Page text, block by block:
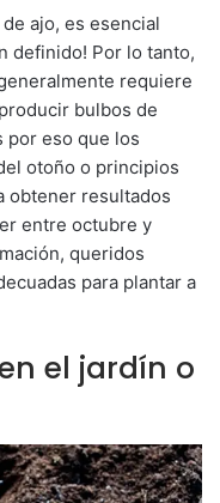
ajo, es esencial
definido! Por lo tanto,
requiere
bulbos de
por eso que los
otoño o principios
obtener resultados
entre octubre y
queridos
para plantar a
el jardín o